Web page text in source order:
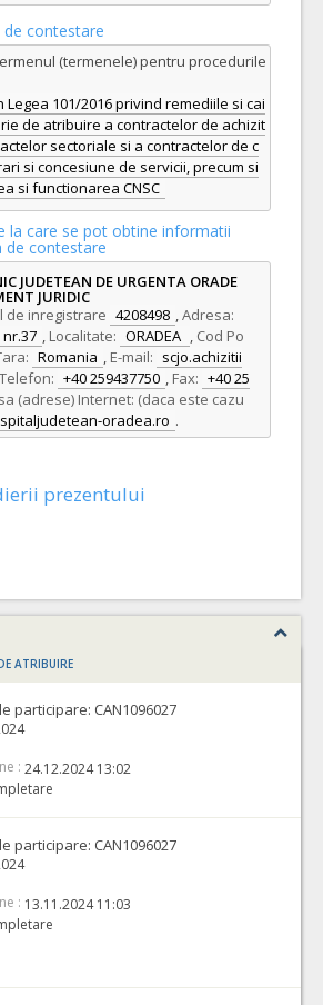
de la ventilator la optiflow
Cant min si max este specificata in caietul de sarcini, al prezentei documentatii.
si asistenta respiratorie (Rev.2)
FARA
ATRIBUIT
disponibile pentru contract
la un proiect in care se solicita
sa declare utilajele pe care le vor
(conform HG NR.342/2022)
pentru punctie arteriala(LOT-0003)
6 Seringi (Rev.2)
FARA
un proiect in care se solicita
sa declare utilajele pe care le vor
Optiflow(LOT-0017)
FARA
disponibile pentru contract
la un proiect in care se solicita
sa declare utilajele pe care le vor
de contestare
(termenele) pentru procedurile
Legea 101/2016 privind remediile si cai
de atribuire a contractelor de achizit
sectoriale si a contractelor de c
si concesiune de servicii, precum si
si functionarea CNSC
la care se pot obtine informatii
de contestare
JUDETEAN DE URGENTA ORADE
JURIDIC
de inregistrare 4208498 ,Adresa:
, Localitate: ORADEA , Cod Po
Romania , E-mail: scjo.achizitii
Telefon: +40 259437750 , Fax: +40 25
(adrese) Internet: (daca este cazu
oradea.ro .
prezentului
ATRIBUIRE
participare: CAN1096027
: 24.12.2024 13:02
participare: CAN1096027
: 13.11.2024 11:03